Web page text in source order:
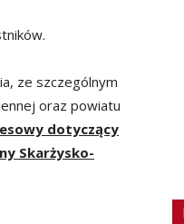
ze szczególnym
oraz powiatu
dotyczący
Skarżysko-